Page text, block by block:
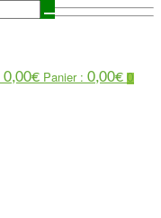
0,00€ Panier : 0,00€ 0